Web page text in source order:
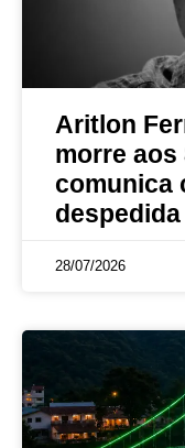
Aritlon
morre aos
comunica
despedida
28/07/2026